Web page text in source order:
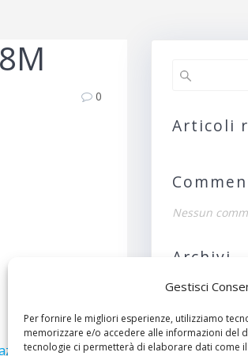
Gestisci
Per fornire le migliori esperienze, utilizziamo
memorizzare e/o accedere alle informazioni del
tecnologie ci permetterà di elaborare dati come
0
Successivo:
della Luna
Articoli
Nessun
Archivi
Nessun